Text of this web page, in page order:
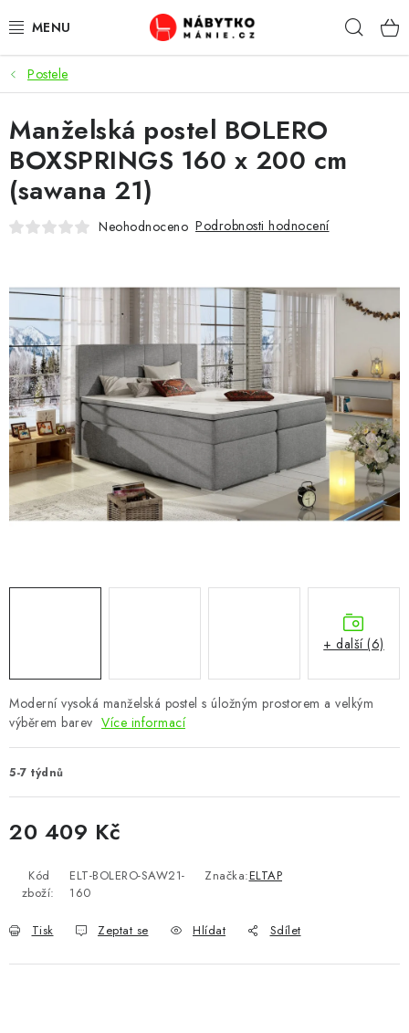
na
OBÝVACÍ POKOJ
KUCHYŇ A JÍDELNA
LOŽNICE
DĚTSKÝ POKOJ
KOUPELNA A WC
PŘEDSÍŇ
CHOVATELSKÉ POTŘEBY
DOPLŇKY A DEKORACE
ZAHRADA
Vše o nákupu Info
Reklamace a odstoupení od smlouvy
Kontakty
Bonusový program NBM+
Postele
Moderní vysoká manželská postel s úložným prostorem a velkým
výběrem barev Více informací
5-7 týdnů
20 409 Kč
Kód
zboží:
ELT-BOLERO-SAW21-
160
Značka:ELTAP
Tisk Zeptat se Hlídat Sdílet
Manželská postel BOLERO
BOXSPRINGS 160 x 200 cm
(sawana 21)
Neohodnoceno Podrobnosti hodnocení
+ další (6)